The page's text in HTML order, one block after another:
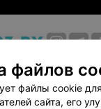
проекта
маркетинг
соглашение
файлов
файлы cookie
сайта, его